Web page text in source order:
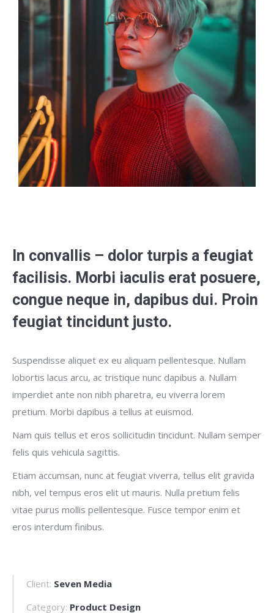
In convallis – dolor turpis a feugiat
facilisis. Morbi iaculis erat posuere,
congue neque in, dapibus dui. Proin
feugiat tincidunt justo.
Suspendisse aliquet ex eu aliquam pellentesque. Nullam
lobortis lacus arcu, ac tristique nunc dapibus a. Nullam
imperdiet ante non nibh pharetra, eu viverra lorem
pretium. Morbi dapibus a tellus at euismod.
Nam quis tellus et eros sollicitudin tincidunt. Nullam semper
felis quis vehicula sagittis.
Etiam accumsan, nunc at feugiat viverra, tellus elit gravida
nibh, vel tempus eros elit ut mauris. Nulla pretium felis
vitae purus mollis pellentesque. Fusce tempor enim et
eros interdum finibus.
Client: Seven Media
Category: Product Design